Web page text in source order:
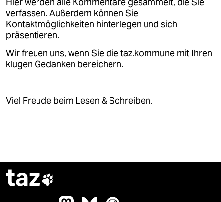
Hier werden alle Kommentare gesammelt, die Sie
verfassen. Außerdem können Sie
Kontaktmöglichkeiten hinterlegen und sich
präsentieren.
Wir freuen uns, wenn Sie die taz.kommune mit Ihren
klugen Gedanken bereichern.
Viel Freude beim Lesen & Schreiben.
taz